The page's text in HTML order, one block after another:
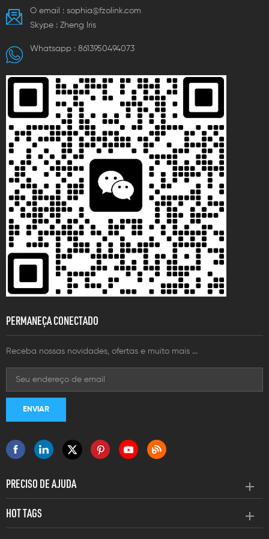
diâmetros e quantidades de
furos. As dimensões variam de
acordo com o modelo,
atendendo a diversas
necessidades de fiação
elétrica e adequadas para
conexões de sistemas
elétricos com altos requisitos
de resistência ao fogo, à
temperatura e a impactos.
O email : sophia@fzolink.com
Skype : Zheng lris
Whatsapp : 8613950494073
PERMANEÇA CONECTADO
Receba nossas novidades, ofertas e muito mais ...
PRECISO DE AJUDA
HOT TAGS